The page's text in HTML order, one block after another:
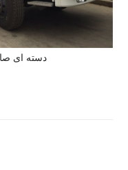
دسته ای